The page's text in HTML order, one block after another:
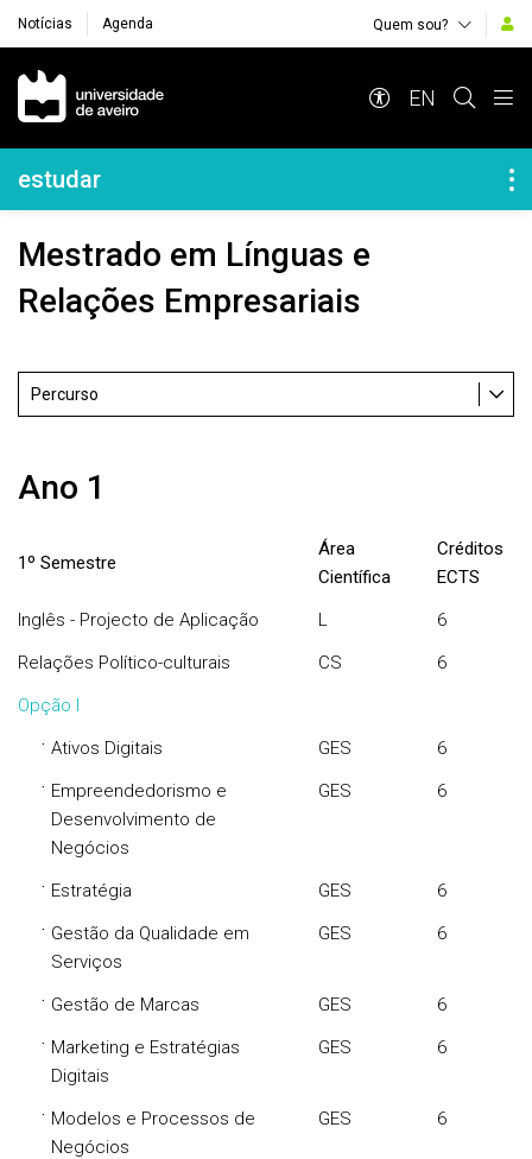
Notícias Agenda Quem sou?
Navegação Principal
EN
Navegação Lateral
estudar
Mestrado em Línguas e
Relações Empresariais
Percurso
Ano 1
1º Semestre
Área
Científica
Créditos
ECTS
Inglês - Projecto de Aplicação
L
6
Relações Político-culturais
CS
6
Opção I
· Ativos Digitais GES 6
· Empreendedorismo e
Desenvolvimento de
Negócios
GES 6
· Estratégia GES 6
· Gestão da Qualidade em
Serviços
GES 6
· Gestão de Marcas GES 6
· Marketing e Estratégias
Digitais
GES 6
· Modelos e Processos de
Negócios
GES 6